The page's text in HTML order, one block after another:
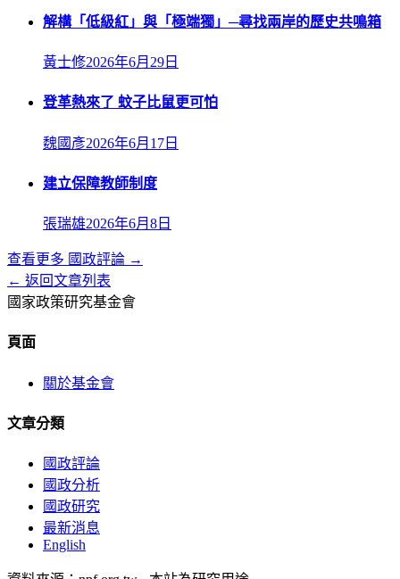
解構「低級紅」與「極端獨」─尋找兩岸的歷史共鳴箱
黃士修2026年6月29日
登革熱來了 蚊子比鼠更可怕
魏國彥2026年6月17日
建立保障教師制度
張瑞雄2026年6月8日
查看更多 國政評論 →
← 返回文章列表
國家政策研究基金會
頁面
關於基金會
文章分類
國政評論
國政分析
國政研究
最新消息
English